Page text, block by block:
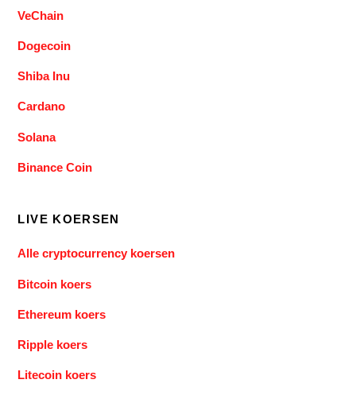
VeChain
Dogecoin
Shiba Inu
Cardano
Solana
Binance Coin
LIVE KOERSEN
Alle cryptocurrency koersen
Bitcoin koers
Ethereum koers
Ripple koers
Litecoin koers